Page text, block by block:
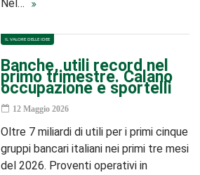
Nel…
IL VALORE DELLE IDEE
Banche, utili record nel
primo trimestre. Calano
occupazione e sportelli
12 Maggio 2026
Oltre 7 miliardi di utili per i primi cinque
gruppi bancari italiani nei primi tre mesi
del 2026. Proventi operativi in